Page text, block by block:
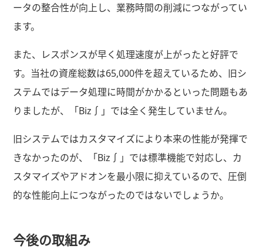
ータの整合性が向上し、業務時間の削減につながってい
ます。
また、レスポンスが早く処理速度が上がったと好評で
す。当社の資産総数は65,000件を超えているため、旧シ
ステムではデータ処理に時間がかかるといった問題もあ
りましたが、「Biz∫」では全く発生していません。
旧システムではカスタマイズにより本来の性能が発揮で
きなかったのが、「Biz∫」では標準機能で対応し、カ
スタマイズやアドオンを最小限に抑えているので、圧倒
的な性能向上につながったのではないでしょうか。
今後の取組み